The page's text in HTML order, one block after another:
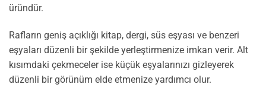
üründür.
Rafların geniş açıklığı kitap, dergi, süs eşyası ve benzeri
eşyaları düzenli bir şekilde yerleştirmenize imkan verir. Alt
kısımdaki çekmeceler ise küçük eşyalarınızı gizleyerek
düzenli bir görünüm elde etmenize yardımcı olur.